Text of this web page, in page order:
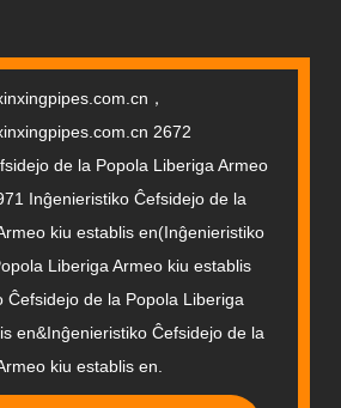
，
2672
de la Popola Liberiga Armeo
Inĝenieristiko Ĉefsidejo de la
kiu establis en(Inĝenieristiko
Liberiga Armeo kiu establis
Ĉefsidejo de la Popola Liberiga
en&Inĝenieristiko Ĉefsidejo de la
kiu establis en.